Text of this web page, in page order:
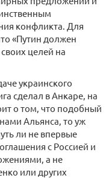
конфликта. Для
«Путин должен
целей на
украинского
сделал в Анкаре, на
о том, что подобный
Альянса, то уж
ли не впервые
с Россией и
а не
или других